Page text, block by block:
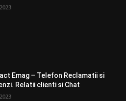
Emag – Telefon Reclamatii si
Relatii clienti si Chat